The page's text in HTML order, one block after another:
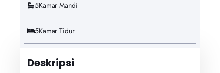
5Kamar Mandi
5Kamar Tidur
Deskripsi